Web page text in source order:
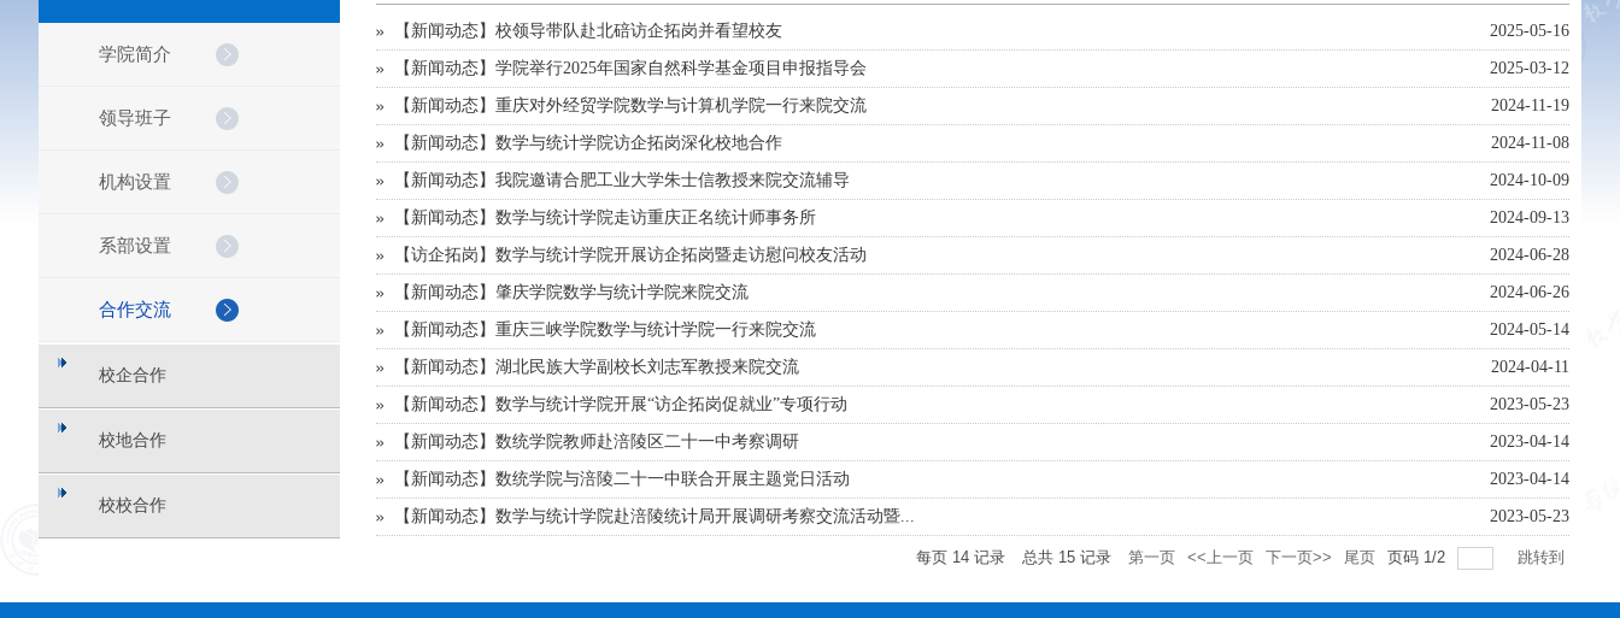
学院简介
领导班子
机构设置
系部设置
合作交流
校企合作
校地合作
校校合作
【新闻动态】校领导带队赴北碚访企拓岗并看望校友 2025-05-16
【新闻动态】学院举行2025年国家自然科学基金项目申报指导会 2025-03-12
【新闻动态】重庆对外经贸学院数学与计算机学院一行来院交流 2024-11-19
【新闻动态】数学与统计学院访企拓岗深化校地合作 2024-11-08
【新闻动态】我院邀请合肥工业大学朱士信教授来院交流辅导 2024-10-09
【新闻动态】数学与统计学院走访重庆正名统计师事务所 2024-09-13
【访企拓岗】数学与统计学院开展访企拓岗暨走访慰问校友活动 2024-06-28
【新闻动态】肇庆学院数学与统计学院来院交流 2024-06-26
【新闻动态】重庆三峡学院数学与统计学院一行来院交流 2024-05-14
【新闻动态】湖北民族大学副校长刘志军教授来院交流 2024-04-11
【新闻动态】数学与统计学院开展“访企拓岗促就业”专项行动 2023-05-23
【新闻动态】数统学院教师赴涪陵区二十一中考察调研 2023-04-14
【新闻动态】数统学院与涪陵二十一中联合开展主题党日活动 2023-04-14
【新闻动态】数学与统计学院赴涪陵统计局开展调研考察交流活动暨... 2023-05-23
每页 14 记录 总共 15 记录 第一页 <<上一页 下一页>> 尾页 页码 1/2 跳转到